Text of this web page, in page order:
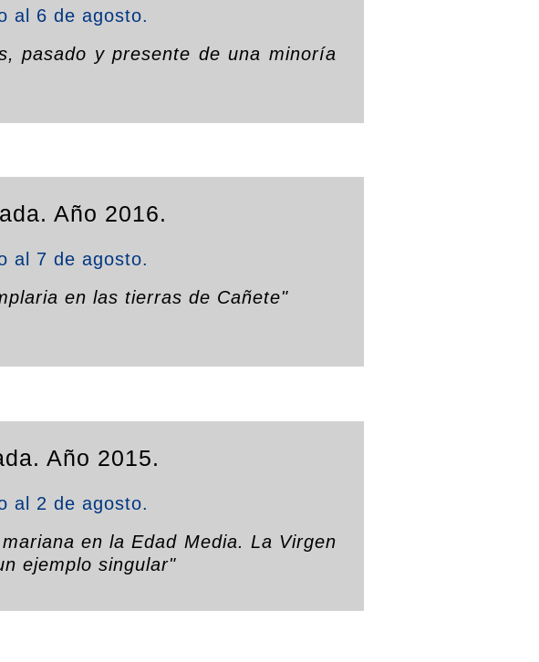
al 6 de agosto.
pasado y presente de una minoría
Año 2016.
al 7 de agosto.
en las tierras de Cañete"
Año 2015.
al 2 de agosto.
en la Edad Media. La Virgen
ejemplo singular"